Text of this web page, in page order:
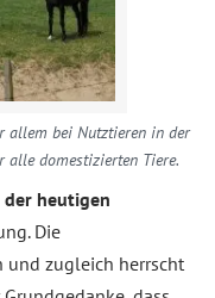
allem bei Nutztieren in der
domestizierten Tiere.
der heutigen
Die
und zugleich herrscht